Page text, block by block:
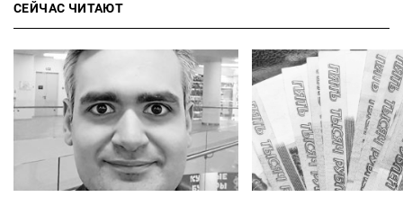
СЕЙЧАС ЧИТАЮТ